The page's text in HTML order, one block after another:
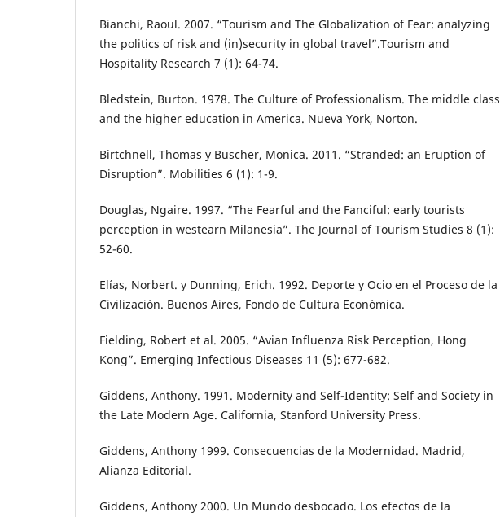
Bianchi, Raoul. 2007. “Tourism and The Globalization of Fear: analyzing
the politics of risk and (in)security in global travel”.Tourism and
Hospitality Research 7 (1): 64-74.
Bledstein, Burton. 1978. The Culture of Professionalism. The middle class
and the higher education in America. Nueva York, Norton.
Birtchnell, Thomas y Buscher, Monica. 2011. “Stranded: an Eruption of
Disruption”. Mobilities 6 (1): 1-9.
Douglas, Ngaire. 1997. “The Fearful and the Fanciful: early tourists
perception in westearn Milanesia”. The Journal of Tourism Studies 8 (1):
52-60.
Elías, Norbert. y Dunning, Erich. 1992. Deporte y Ocio en el Proceso de la
Civilización. Buenos Aires, Fondo de Cultura Económica.
Fielding, Robert et al. 2005. “Avian Influenza Risk Perception, Hong
Kong”. Emerging Infectious Diseases 11 (5): 677-682.
Giddens, Anthony. 1991. Modernity and Self-Identity: Self and Society in
the Late Modern Age. California, Stanford University Press.
Giddens, Anthony 1999. Consecuencias de la Modernidad. Madrid,
Alianza Editorial.
Giddens, Anthony 2000. Un Mundo desbocado. Los efectos de la